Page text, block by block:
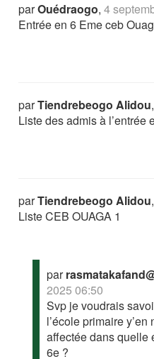
parOuédraogo,4
Entrée en 6 Eme ceb
parTiendrebeogo Alidou
Liste des admis à l’entrée
parTiendrebeogo Alidou
Liste CEB OUAGA 1
par
2025 06:50
Svp je voudrais
l’école primaire
affectée dans quelle
6e ?